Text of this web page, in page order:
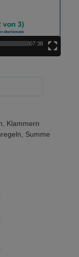
07:38
Klammern
Summe